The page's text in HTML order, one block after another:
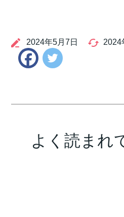
2024年5月7日 2024
Facebook
よく読まれ